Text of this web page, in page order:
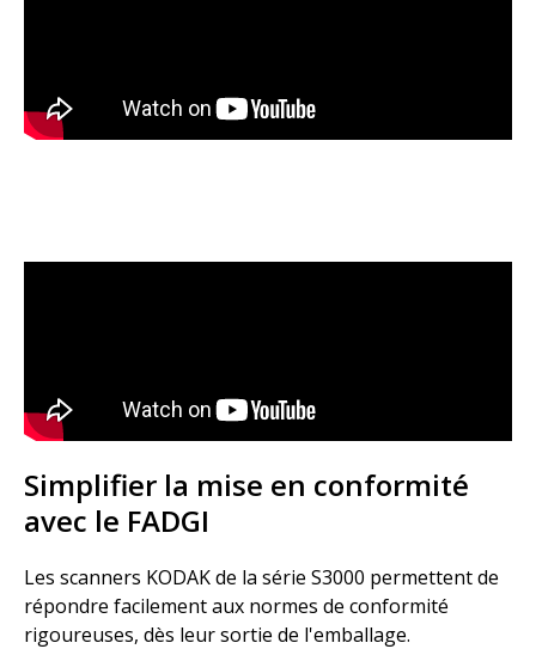
Simplifier la mise en conformité
avec le FADGI
Les scanners KODAK de la série S3000 permettent de
répondre facilement aux normes de conformité
rigoureuses, dès leur sortie de l'emballage.